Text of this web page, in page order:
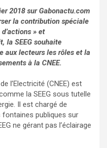
2018 sur Gabonactu.com
la contribution spéciale
» et
la SEEG souhaite
aux lecteurs les rôles et la
à la CNEE.
l’Electricité (CNEE) est
la SEEG sous tutelle
Il est chargé de
fontaines publiques sur
ne gérant pas l’éclairage